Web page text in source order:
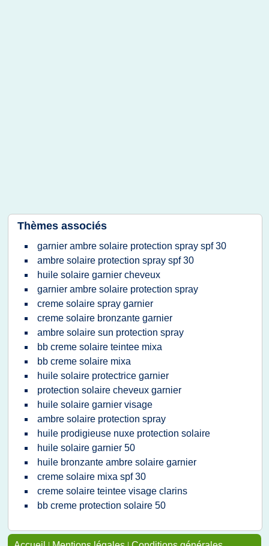
Thèmes associés
garnier ambre solaire protection spray spf 30
ambre solaire protection spray spf 30
huile solaire garnier cheveux
garnier ambre solaire protection spray
creme solaire spray garnier
creme solaire bronzante garnier
ambre solaire sun protection spray
bb creme solaire teintee mixa
bb creme solaire mixa
huile solaire protectrice garnier
protection solaire cheveux garnier
huile solaire garnier visage
ambre solaire protection spray
huile prodigieuse nuxe protection solaire
huile solaire garnier 50
huile bronzante ambre solaire garnier
creme solaire mixa spf 30
creme solaire teintee visage clarins
bb creme protection solaire 50